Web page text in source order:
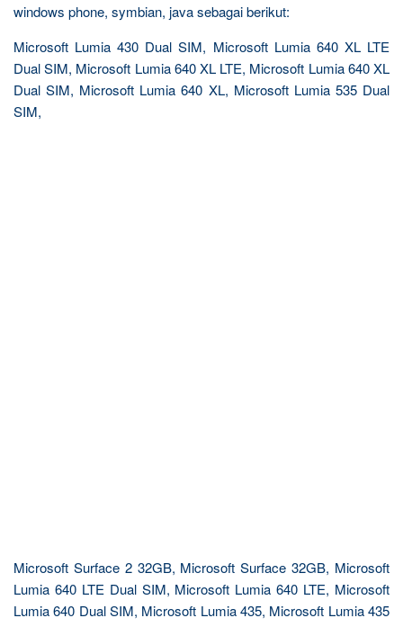
windows phone, symbian, java sebagai berikut:
Microsoft Lumia 430 Dual SIM, Microsoft Lumia 640 XL LTE
Dual SIM, Microsoft Lumia 640 XL LTE, Microsoft Lumia 640 XL
Dual SIM, Microsoft Lumia 640 XL, Microsoft Lumia 535 Dual
SIM,
Microsoft Surface 2 32GB, Microsoft Surface 32GB, Microsoft
Lumia 640 LTE Dual SIM, Microsoft Lumia 640 LTE, Microsoft
Lumia 640 Dual SIM, Microsoft Lumia 435, Microsoft Lumia 435